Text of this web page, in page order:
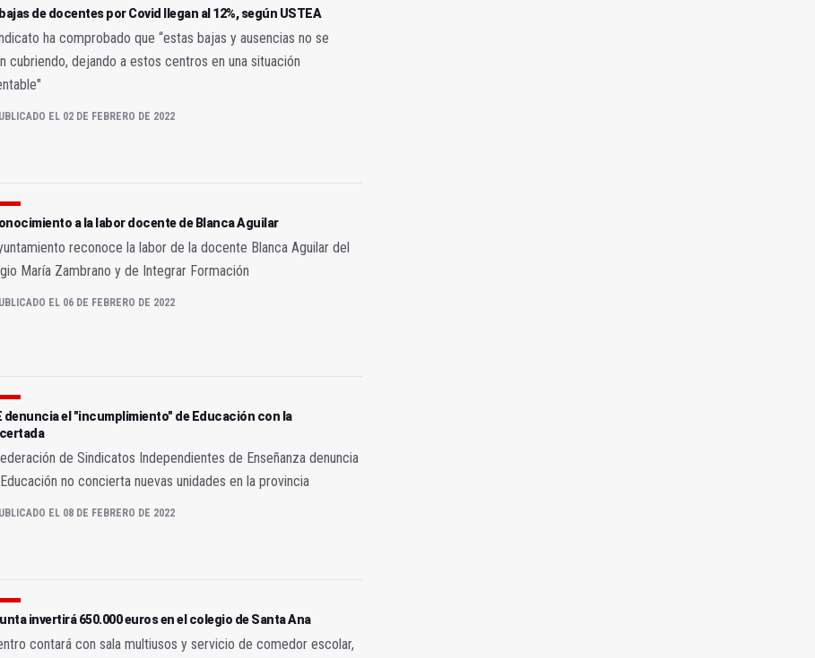
de docentes por Covid llegan al 12%, según USTEA
ha comprobado que “estas bajas y ausencias no se
cubriendo, dejando a estos centros en una situación
EL 02 DE FEBRERO DE 2022
a la labor docente de Blanca Aguilar
reconoce la labor de la docente Blanca Aguilar del
María Zambrano y de Integrar Formación
EL 06 DE FEBRERO DE 2022
denuncia el "incumplimiento" de Educación con la
de Sindicatos Independientes de Enseñanza denuncia
no concierta nuevas unidades en la provincia
EL 08 DE FEBRERO DE 2022
invertirá 650.000 euros en el colegio de Santa Ana
contará con sala multiusos y servicio de comedor escolar,